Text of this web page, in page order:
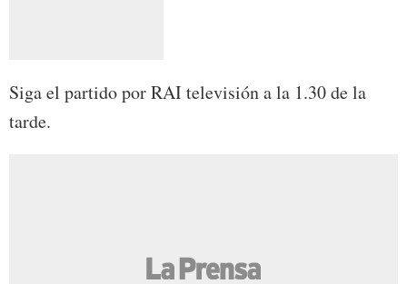
Siga el partido por RAI televisión a la 1.30 de la
tarde.